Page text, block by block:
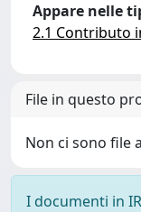
Appare nelle
2.1 Contributo
File in questo
Non ci sono file
I documenti in